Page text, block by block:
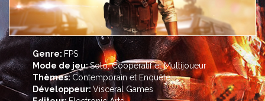
Genre: FPS
Mode de jeu:Solo, Coopératif et Multijoueur
Thèmes: Contemporain et Enquête
Développeur: Visceral Games